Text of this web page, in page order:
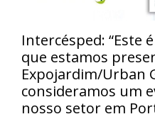
Intercésped: “Este
que estamos
Expojardim/Urban
consideramos um
nosso setor em